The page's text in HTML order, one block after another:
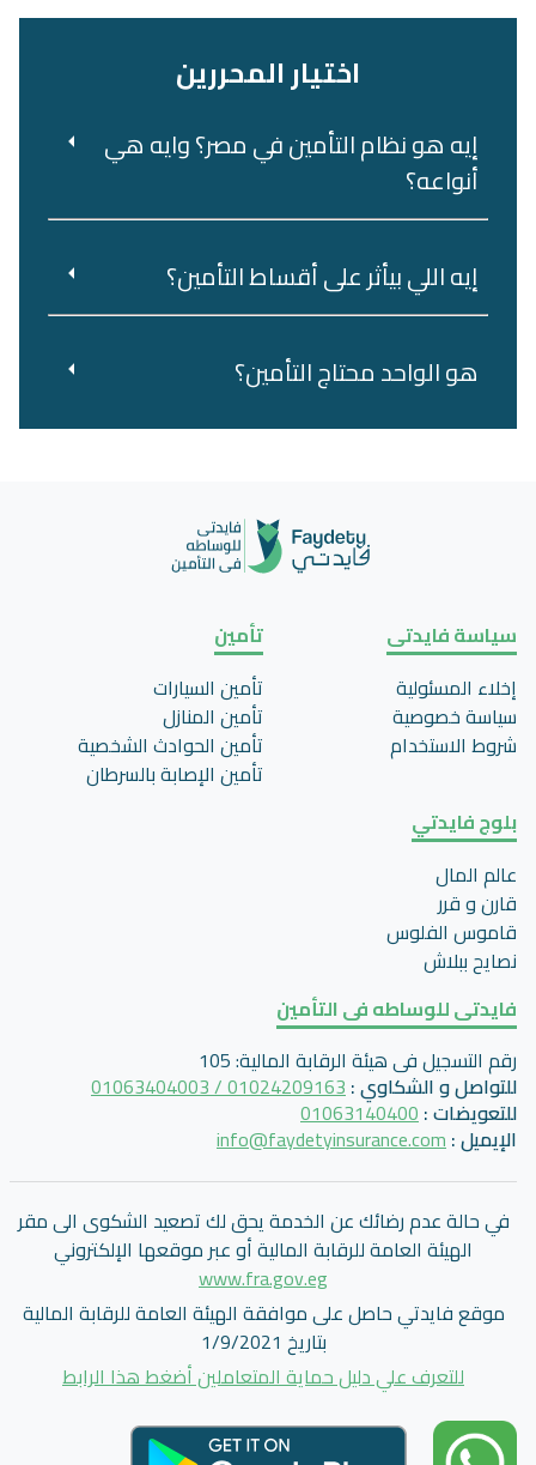
اختيار المحررين
إيه هو نظام التأمين في مصر؟ وايه هي
أنواعه؟
إيه اللي بيأثر على أقساط التأمين؟
هو‌ ‌الواحد‌ ‌محتاج‌ ‌التأمين؟‌ ‌
سياسة فايدتى
إخلاء المسئولية
سياسة خصوصية
شروط الاستخدام
تأمين
تأمين السيارات
تأمين المنازل
تأمين الحوادث الشخصية
تأمين اﻹصابة بالسرطان
بلوج فايدتي
عالم المال
قارن و قرر
قاموس الفلوس
نصايح ببلاش
فايدتى للوساطه فى التأمين
رقم التسجيل فى هيئة الرقابة المالية:
105
للتواصل و الشكاوي:
01024209163 / 01063404003
للتعويضات:
01063140400
الإيميل:
info@faydetyinsurance.com
في حالة عدم رضائك عن الخدمة يحق لك تصعيد الشكوى الى مقر
الهيئة العامة للرقابة المالية أو عبر موقعها الإلكتروني
www.fra.gov.eg
موقع فايدتي حاصل على موافقة الهيئة العامة للرقابة المالية
بتاريخ 1/9/2021
للتعرف علي دليل حماية المتعاملين أضغط هذا الرابط